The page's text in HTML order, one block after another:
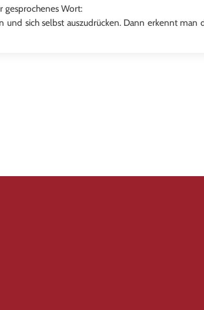
gesprochenes Wort:
und sich selbst auszudrücken. Dann erkennt